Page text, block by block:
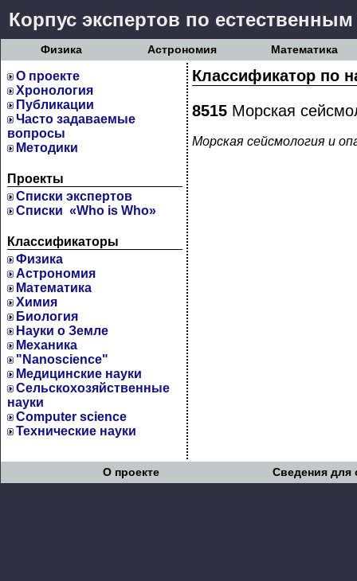
Корпус экспертов по
Физика Астрономия Математика
О проекте
Хронология
Публикации
Часто задаваемые
вопросы
Методики
Проекты
Cписки экспертов
Списки «Who is Who»
Классификаторы
Физика
Астрономия
Математика
Химия
Биология
Науки о Земле
Механика
"Nanoscience"
Медицинские науки
Сельскохозяйственные
науки
Computer science
Технические науки
Классификатор по
8515 Морская
Морская сейсмология и
О проекте Сведения для